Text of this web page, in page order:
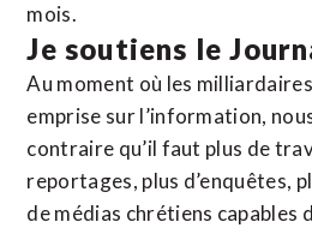
mois.
Je soutiens le
Au moment où les
emprise sur l’information,
contraire qu’il faut plus de
reportages, plus d’enquêtes,
de médias chrétiens capables